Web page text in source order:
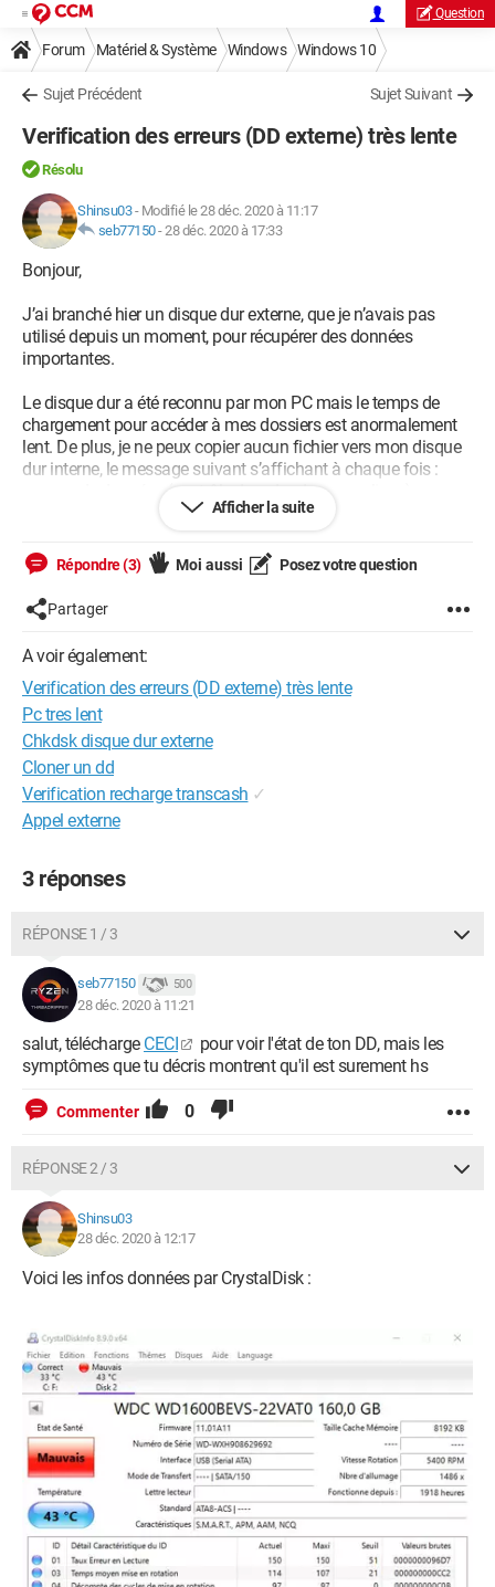
Question
Forum Matériel & Système Windows Windows 10
Sujet Précédent Sujet Suivant
Verification des erreurs (DD externe) très lente
Résolu
Shinsu03- Modifié le 28 déc. 2020 à 11:17
seb77150-28 déc. 2020 à 17:33
Bonjour,
J’ai branché hier un disque dur externe, que je n’avais pas
utilisé depuis un moment, pour récupérer des données
importantes.
Le disque dur a été reconnu par mon PC mais le temps de
chargement pour accéder à mes dossiers est anormalement
lent. De plus, je ne peux copier aucun fichier vers mon disque
dur interne, le message suivant s’affichant à chaque fois :
« erreur de données (contrôle de redondance cyclique) ».
J’ai donc décidé de faire une vérification des erreurs. Le
depuis hier soir (soit plus de 12 heures).
J’aimerais donc savoir si ce temps d'attente était "normal"
et/ou si d’autres solutions étaient envisageables pour que je
puisse récupérer les données de mon DD externe…
Merci d’avance,
Shinsu03
Configuration:Macintosh / Chrome 87.0.4280.88
Afficher la suite
Répondre (3) Moi aussi Posez votre question
Partager
A voir également:
Verification des erreurs (DD externe) très lente
Pc tres lent
Chkdsk disque dur externe
Cloner un dd
Verification recharge transcash ✓
Appel externe
3 réponses
RÉPONSE 1 / 3
seb77150 500
28 déc. 2020 à 11:21
salut, télécharge CECI
pour voir l'état de ton DD, mais les
symptômes que tu décris montrent qu'il est surement hs
Commenter 0
RÉPONSE 2 / 3
Shinsu03
28 déc. 2020 à 12:17
Voici les infos données par CrystalDisk :